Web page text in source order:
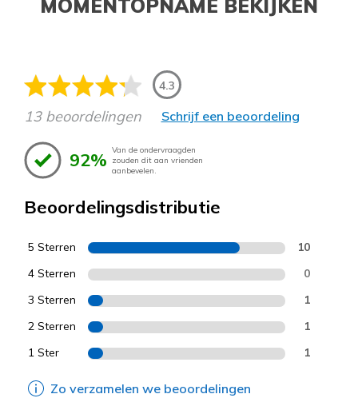
MOMENTOPNAME BEKIJKEN
4.3
13 beoordelingen Schrijf een beoordeling
92% Van de ondervraagden
zouden dit aan vrienden
aanbevelen.
Beoordelingsdistributie
5 Sterren 10
4 Sterren 0
3 Sterren 1
2 Sterren 1
1 Ster 1
Zo verzamelen we beoordelingen